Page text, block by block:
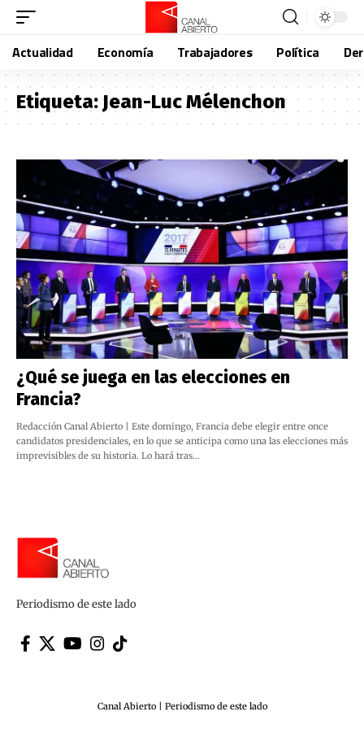
Actualidad Economía Trabajadores Política
Etiqueta:Jean-Luc Mélenchon
¿Qué se juega en las elecciones en
Francia?
Redacción Canal Abierto | Este domingo, Francia debe elegir entre once
candidatos presidenciales, en lo que se anticipa como una las elecciones más
imprevisibles de su historia. Lo hará tras…
Periodismo de este lado
Canal Abierto | Periodismo de este lado